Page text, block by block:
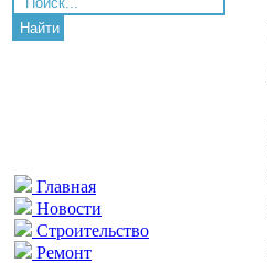
Найти
Главная
Новости
Строительство
Ремонт